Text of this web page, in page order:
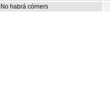
No habrá córners